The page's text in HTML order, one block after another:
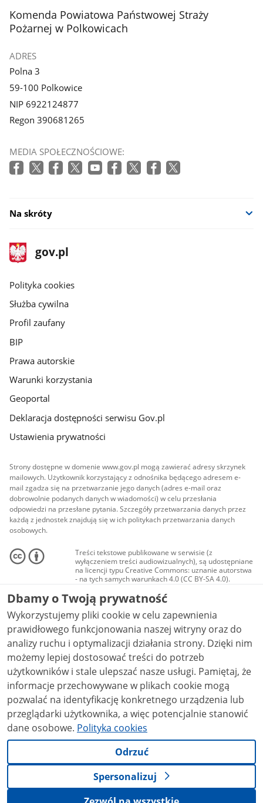
stopka
Komenda Powiatowa Państwowej Straży
Pożarnej w Polkowicach
ADRES
Polna 3
59-100 Polkowice
NIP 6922124877
Regon 390681265
MEDIA SPOŁECZNOŚCIOWE:
Na skróty
stopka
gov.pl
Strona
gov.pl
gov.pl
Polityka cookies
Służba cywilna
Profil zaufany
BIP
Prawa autorskie
Warunki korzystania
Geoportal
Deklaracja dostępności serwisu Gov.pl
Ustawienia prywatności
Strony dostępne w domenie www.gov.pl mogą zawierać adresy skrzynek
mailowych. Użytkownik korzystający z odnośnika będącego adresem e-
mail zgadza się na przetwarzanie jego danych (adres e-mail oraz
dobrowolnie podanych danych w wiadomości) w celu przesłania
odpowiedzi na przesłane pytania. Szczegóły przetwarzania danych przez
każdą z jednostek znajdują się w ich politykach przetwarzania danych
osobowych.
Treści tekstowe publikowane w serwisie (z
wyłączeniem treści audiowizualnych), są udostępniane
na licencji typu Creative Commons: uznanie autorstwa
- na tych samych warunkach 4.0 (CC BY-SA 4.0).
Materiały audiowizualne, w tym zdjęcia, materiały
audio i wideo, są udostępniane na licencji typu
Creative Commons: uznanie autorstwa użycie
niekomercyjne - bez utworów zależnych 4.0 (CC BY-
NC-ND 4.0), o ile nie jest to stwierdzone inaczej.
Dbamy o Twoją prywatność
Wykorzystujemy pliki cookie w celu zapewnienia
prawidłowego funkcjonowania naszej witryny oraz do
analizy ruchu i optymalizacji działania strony. Dzięki nim
możemy lepiej dostosować treści do potrzeb
użytkowników i stale ulepszać nasze usługi. Pamiętaj, że
informacje przechowywane w plikach cookie mogą
pozwalać na identyfikację konkretnego urządzenia lub
przeglądarki użytkownika, a więc potencjalnie stanowić
dane osobowe. Polityka cookies
Odrzuć
Spersonalizuj